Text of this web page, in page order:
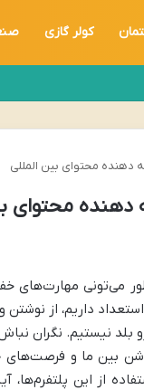
کولر گازی
دهنده محتوای بین المللی
دهنده محتوای
می‌تونی مهارت‌های
داریم، از
رو بلد نیستیم. نگران
بین ما و فرصت‌های
از این